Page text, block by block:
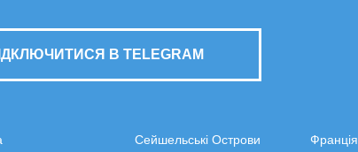
В TELEGRAM
Сейшельські Острови
Франція